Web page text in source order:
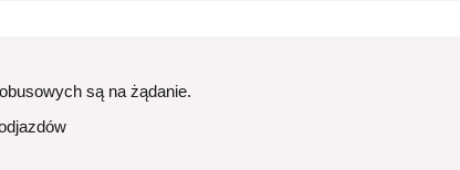
są na żądanie.